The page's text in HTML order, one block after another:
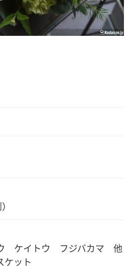
法・送料など
ケイトウ フジバカマ 他
ット